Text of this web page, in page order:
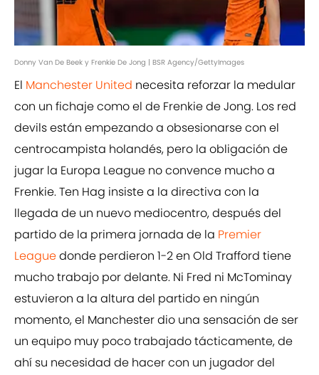
Donny Van De Beek y Frenkie De Jong | BSR Agency/GettyImages
El Manchester United necesita reforzar la medular
con un fichaje como el de Frenkie de Jong. Los red
devils están empezando a obsesionarse con el
centrocampista holandés, pero la obligación de
jugar la Europa League no convence mucho a
Frenkie. Ten Hag insiste a la directiva con la
llegada de un nuevo mediocentro, después del
partido de la primera jornada de la Premier
Leaguedonde perdieron 1-2 en Old Trafford tiene
mucho trabajo por delante. Ni Fred ni McTominay
estuvieron a la altura del partido en ningún
momento, el Manchester dio una sensación de ser
un equipo muy poco trabajado tácticamente, de
ahí su necesidad de hacer con un jugador del